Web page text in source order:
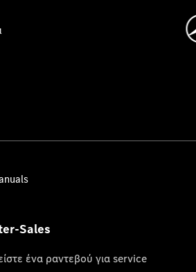
Sales
ένα ραντεβού για service